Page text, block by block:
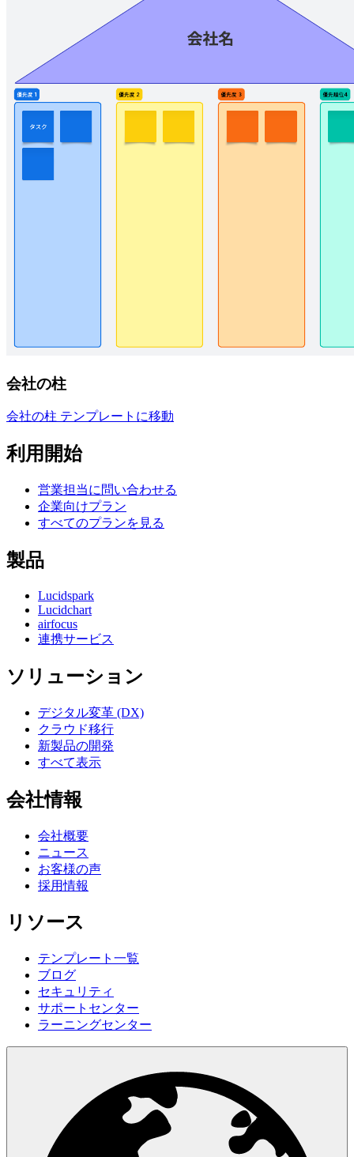
会社の柱
会社の柱 テンプレートに移動
利用開始
営業担当に問い合わせる
企業向けプラン
すべてのプランを見る
製品
Lucidspark
Lucidchart
airfocus
連携サービス
ソリューション
デジタル変革 (DX)
クラウド移行
新製品の開発
すべて表示
会社情報
会社概要
ニュース
お客様の声
採用情報
リソース
テンプレート一覧
ブログ
セキュリティ
サポートセンター
ラーニングセンター